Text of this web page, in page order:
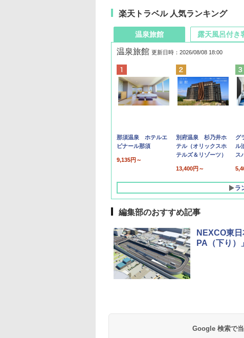
楽天トラベル 人気ランキング
温泉旅館
温泉旅館 更新日時：2026/08/08 18:00
那須温泉 ホテルエ
ピナール那須
9,135円～
別府温泉 杉乃井ホ
テル（オリックスホ
テルズ＆リゾーツ）
13,400円～
グ
ル
ス
ラ
露天風呂付き
10,450円～
7,950円～
編集部のおすすめ記事
NEXCO東
PA（下り）
Google 検索で